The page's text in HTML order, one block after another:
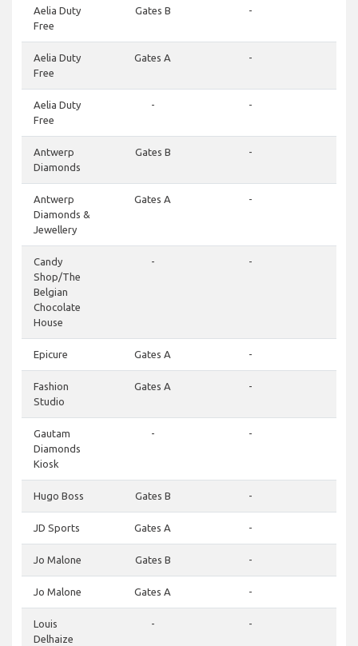
Aelia Duty
Free
Gates B -
Aelia Duty
Free
Gates A -
Aelia Duty
Free
- -
Antwerp
Diamonds
Gates B -
Antwerp
Diamonds &
Jewellery
Gates A -
Candy
Shop/The
Belgian
Chocolate
House
- -
Epicure Gates A -
Fashion
Studio
Gates A -
Gautam
Diamonds
Kiosk
- -
Hugo Boss Gates B -
JD Sports Gates A -
Jo Malone Gates B -
Jo Malone Gates A -
Louis
Delhaize
- -